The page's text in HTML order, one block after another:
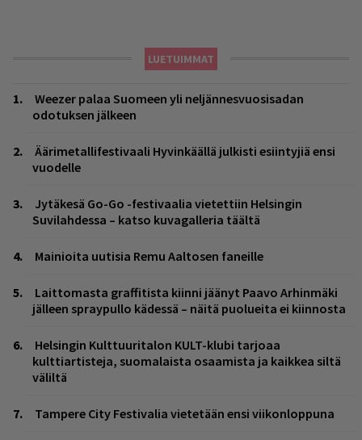
LUETUIMMAT
Weezer palaa Suomeen yli neljännesvuosisadan
odotuksen jälkeen
Äärimetallifestivaali Hyvinkäällä julkisti esiintyjiä ensi
vuodelle
Jytäkesä Go-Go -festivaalia vietettiin Helsingin
Suvilahdessa – katso kuvagalleria täältä
Mainioita uutisia Remu Aaltosen faneille
Laittomasta graffitista kiinni jäänyt Paavo Arhinmäki
jälleen spraypullo kädessä – näitä puolueita ei kiinnosta
Helsingin Kulttuuritalon KULT-klubi tarjoaa
kulttiartisteja, suomalaista osaamista ja kaikkea siltä
väliltä
Tampere City Festivalia vietetään ensi viikonloppuna